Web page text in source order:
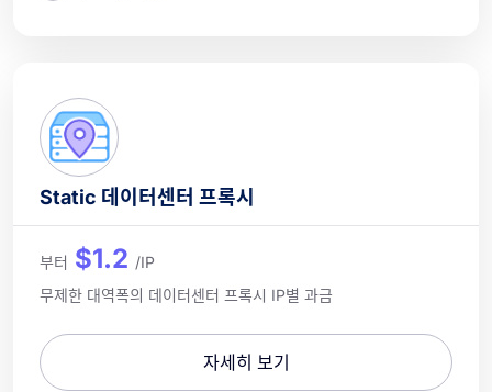
Static 데이터센터 프록시
부터 $1.2 /IP
무제한 대역폭의 데이터센터 프록시 IP별 과금
자세히 보기